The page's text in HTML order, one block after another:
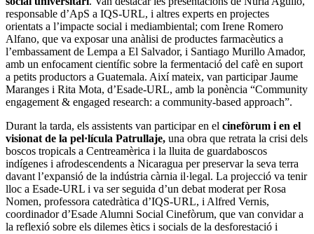
responsable d’ApS a IQS-URL, i altres experts en projectes
orientats a l’impacte social i mediambiental; com Irene Romero
Alfano, que va exposar una anàlisi de productes farmacèutics a
l’embassament de Lempa a El Salvador, i Santiago Murillo Amador,
amb un enfocament científic sobre la fermentació del cafè en suport
a petits productors a Guatemala. Així mateix, van participar Jaume
Maranges i Rita Mota, d’Esade-URL, amb la ponència “Community
engagement & engaged research: a community-based approach”.
Durant la tarda, els assistents van participar en el cinefòrum i en el
visionat de la pel·lícula Patrullaje, una obra que retrata la crisi dels
boscos tropicals a Centreamèrica i la lluita de guardaboscos
indígenes i afrodescendents a Nicaragua per preservar la seva terra
davant l’expansió de la indústria càrnia il·legal. La projecció va tenir
lloc a Esade-URL i va ser seguida d’un debat moderat per Rosa
Nomen, professora catedràtica d’IQS-URL, i Alfred Vernis,
coordinador d’Esade Alumni Social Cinefòrum, que van convidar a
la reflexió sobre els dilemes ètics i socials de la desforestació i